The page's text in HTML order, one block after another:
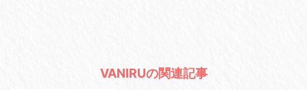
VANIRUの関連記事